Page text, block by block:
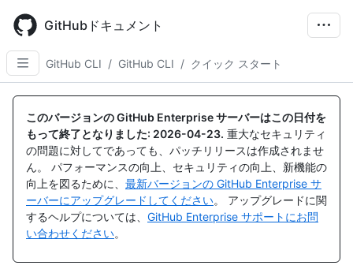
main
content
GitHubドキュメント
GitHub CLI / GitHub CLI / クイック スタート
このバージョンの GitHub Enterprise サーバーはこの日付を
もって終了となりました: 2026-04-23. 重大なセキュリティ
の問題に対してであっても、パッチリリースは作成されませ
ん。 パフォーマンスの向上、セキュリティの向上、新機能の
向上を図るために、 最新バージョンの GitHub Enterprise サ
ーバーにアップグレードしてください。 アップグレードに関
するヘルプについては、 GitHub Enterprise サポートにお問
い合わせください。